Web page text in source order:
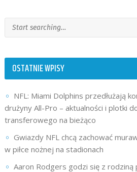
OSTATNIE WPISY
NFL: Miami Dolphins przedłużają
drużyny All-Pro – aktualności i plotki
transferowego na bieżąco
Gwiazdy NFL chcą zachować
w piłce nożnej na stadionach
Aaron Rodgers godzi się z rodziną